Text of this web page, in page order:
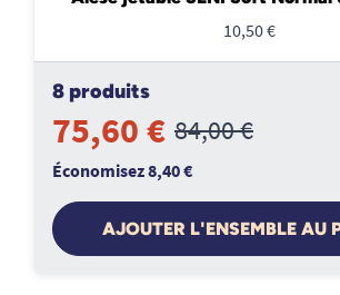
10,50 €
8 produits
75,60 € 84,00 €
Économisez 8,40 €
AJOUTER L'ENSEMBLE AU